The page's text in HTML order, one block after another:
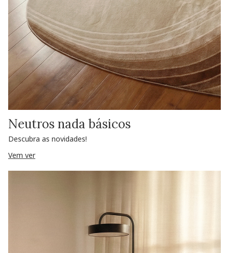
Neutros nada básicos
Descubra as novidades!
Vem ver